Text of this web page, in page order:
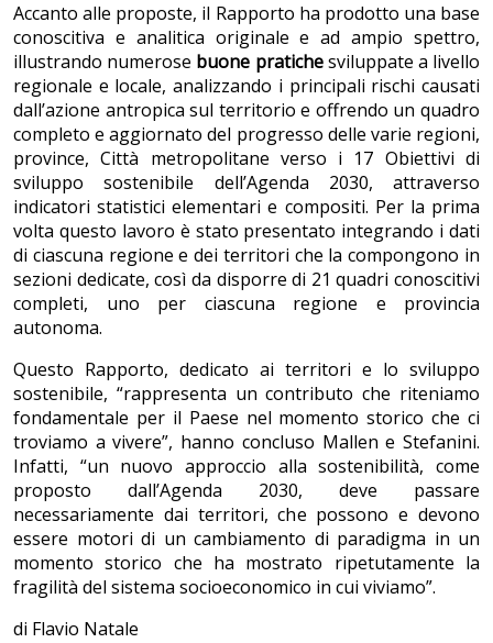
Accanto alle proposte, il Rapporto ha prodotto una base
conoscitiva e analitica originale e ad ampio spettro,
illustrando numerose buone pratichesviluppate a livello
regionale e locale, analizzando i principali rischi causati
dall’azione antropica sul territorio e offrendo un quadro
completo e aggiornato del progresso delle varie regioni,
province, Città metropolitane verso i 17 Obiettivi di
sviluppo sostenibile dell’Agenda 2030, attraverso
indicatori statistici elementari e compositi. Per la prima
volta questo lavoro è stato presentato integrando i dati
di ciascuna regione e dei territori che la compongono in
sezioni dedicate, così da disporre di 21 quadri conoscitivi
completi, uno per ciascuna regione e provincia
autonoma.
Questo Rapporto, dedicato ai territori e lo sviluppo
sostenibile, “rappresenta un contributo che riteniamo
fondamentale per il Paese nel momento storico che ci
troviamo a vivere”, hanno concluso Mallen e Stefanini.
Infatti, “un nuovo approccio alla sostenibilità, come
proposto dall’Agenda 2030, deve passare
necessariamente dai territori, che possono e devono
essere motori di un cambiamento di paradigma in un
momento storico che ha mostrato ripetutamente la
fragilità del sistema socioeconomico in cui viviamo”.
di Flavio Natale